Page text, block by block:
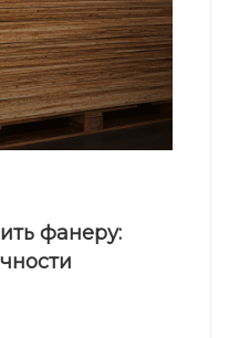
фанеру: